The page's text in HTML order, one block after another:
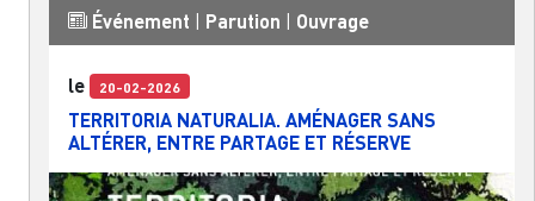
Événement | Parution | Ouvrage
le 20-02-2026
TERRITORIA NATURALIA. AMÉNAGER SANS
ALTÉRER, ENTRE PARTAGE ET RÉSERVE